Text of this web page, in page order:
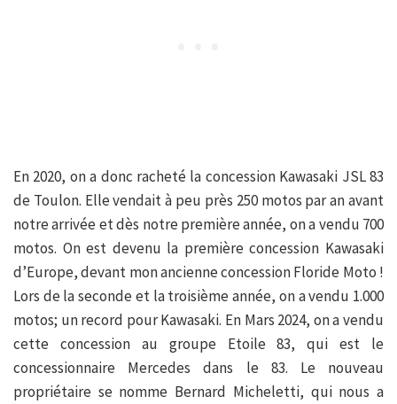
En 2020, on a donc racheté la concession Kawasaki JSL 83
de Toulon. Elle vendait à peu près 250 motos par an avant
notre arrivée et dès notre première année, on a vendu 700
motos. On est devenu la première concession Kawasaki
d’Europe, devant mon ancienne concession Floride Moto !
Lors de la seconde et la troisième année, on a vendu 1.000
motos; un record pour Kawasaki. En Mars 2024, on a vendu
cette concession au groupe Etoile 83, qui est le
concessionnaire Mercedes dans le 83. Le nouveau
propriétaire se nomme Bernard Micheletti, qui nous a